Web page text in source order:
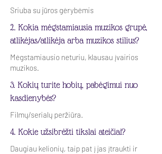
Sriuba su jūros gėrybėmis
2. Kokia mėgstamiausia muzikos grupė,
atlikėjas/atlikėja arba muzikos stilius?
Mėgstamiausio neturiu, klausau įvairios
muzikos.
3. Kokių turite hobių, pabėgimui nuo
kasdienybės?
Filmų/serialų peržiūra.
4. Kokie užsibrėžti tikslai ateičiai?
Daugiau kelionių, taip pat į jas įtraukti ir